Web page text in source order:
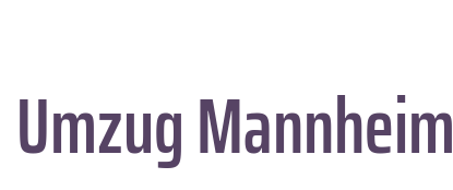
Umzug Mannheim